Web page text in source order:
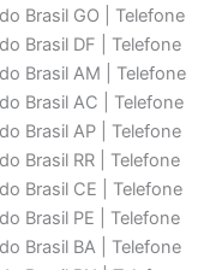
Brasil GO | Telefone
Brasil DF | Telefone
Brasil AM | Telefone
Brasil AC | Telefone
Brasil AP | Telefone
Brasil RR | Telefone
Brasil CE | Telefone
Brasil PE | Telefone
Brasil BA | Telefone